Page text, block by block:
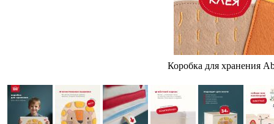
Коробка для хранения